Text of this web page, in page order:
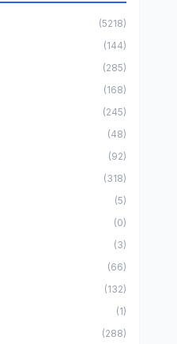
(5218)
(144)
(285)
(168)
(245)
(48)
(92)
(318)
(5)
(0)
(3)
(66)
(132)
(1)
(288)